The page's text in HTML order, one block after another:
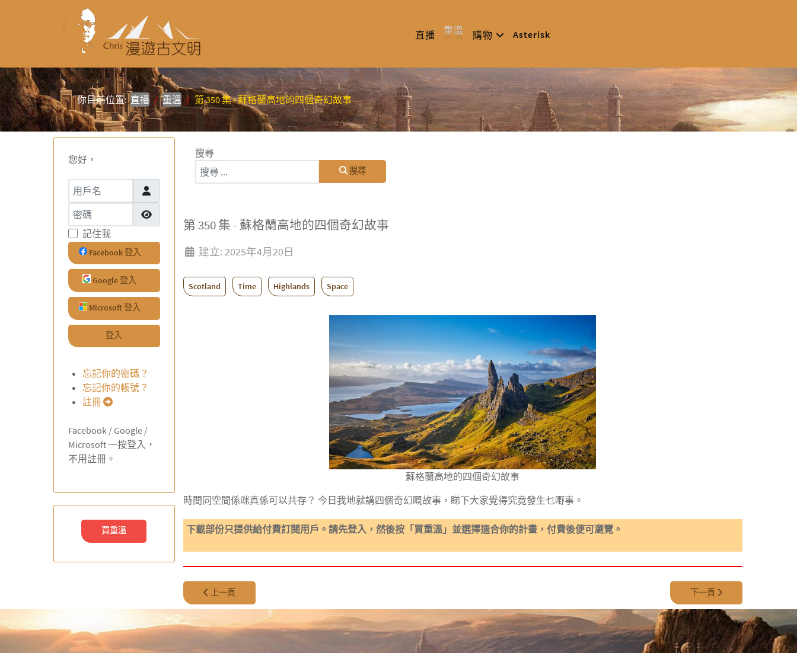
直播 重溫 購物 Asterisk
你目前位置:直播 重溫 第 350 集 - 蘇格蘭高地的四個奇幻故事
您好，
用戶名
密碼
顯示密碼
記住我
Facebook 登入
Google 登入
Microsoft 登入
登入
忘記你的密碼？
忘記你的帳號？
註冊
Facebook / Google /
Microsoft 一按登入，
不用註冊。
買重溫
搜尋
搜尋
第 350 集 - 蘇格蘭高地的四個奇幻故事
建立: 2025年4月20日
Scotland Time Highlands Space
蘇格蘭高地的四個奇幻故事
時間同空間係咪真係可以共存？ 今日我地就講四個奇幻嘅故事，睇下大家覺得究竟發生乜嘢事。
下載部份只提供給付費訂閱用戶。請先登入，然後按「買重溫」並選擇適合你的計畫，付費後便可瀏覽。
上一篇文章: 第 351 集 - 預言到穿越
上一頁 下一篇文章: 第 349 集 - 5000
下一頁